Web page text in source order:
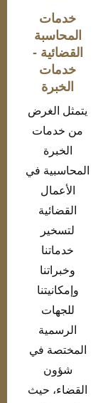
خدمات
المحاسبة
القضائية -
خدمات
الخبرة
يتمثل الغرض
من خدمات
الخبرة
المحاسبية في
الأعمال
القضائية
لتسخير
خدماتنا
وخبراتنا
وإمكانيتنا
للجهات
الرسمية
المختصة في
شؤون
القضاء، حيث